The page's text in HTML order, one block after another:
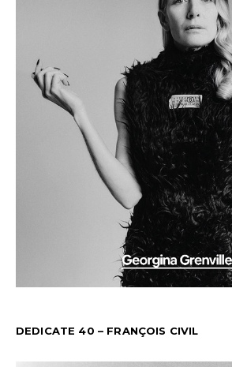
DEDICATE 40 – FRANÇOIS CIVIL